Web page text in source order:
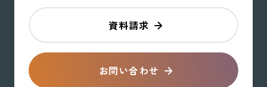
資料請求
お問い合わせ